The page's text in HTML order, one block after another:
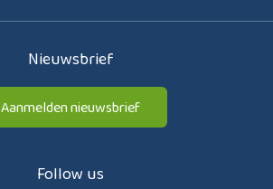
Nieuwsbrief
Aanmelden nieuwsbrief
Follow us